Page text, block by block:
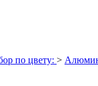
по цвету: >